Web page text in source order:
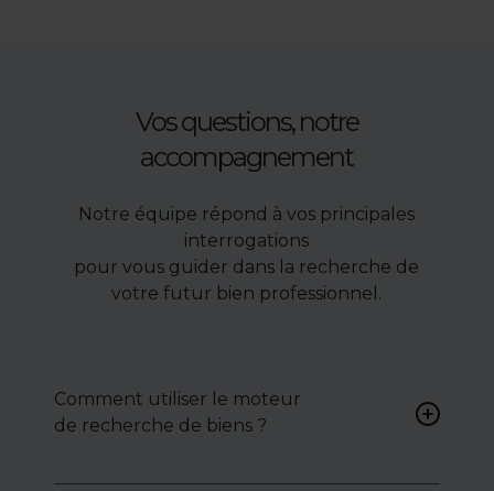
Vos questions, notre
accompagnement
Notre équipe répond à vos principales
interrogations
pour vous guider dans la recherche de
votre futur bien professionnel.
Comment utiliser le moteur
de recherche de biens ?